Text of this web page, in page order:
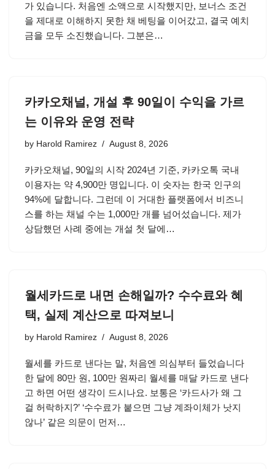
가 있습니다. 처음엔 소액으로 시작했지만, 보너스 조건
을 제대로 이해하지 못한 채 베팅을 이어갔고, 결국 예치
금을 모두 소진했습니다. 그분은…
카카오채널, 개설 후 90일이 수익을 가르
는 이유와 운영 전략
by Harold Ramirez August 8, 2026
카카오채널, 90일의 시작 2024년 기준, 카카오톡 국내
이용자는 약 4,900만 명입니다. 이 숫자는 한국 인구의
94%에 달합니다. 그런데 이 거대한 플랫폼에서 비즈니
스를 하는 채널 수는 1,000만 개를 넘어섰습니다. 제가
상담했던 사례 중에는 개설 첫 달에…
월세카드로 내면 손해일까? 수수료와 혜
택, 실제 계산으로 따져보니
by Harold Ramirez August 8, 2026
월세를 카드로 낸다는 말, 처음엔 의심부터 들었습니다
한 달에 80만 원, 100만 원짜리 월세를 매달 카드로 낸다
고 하면 어떤 생각이 드시나요. 보통은 ‘카드사가 왜 그
걸 허락하지?’ ‘수수료가 붙으면 그냥 계좌이체가 낫지
않나’ 같은 의문이 먼저…